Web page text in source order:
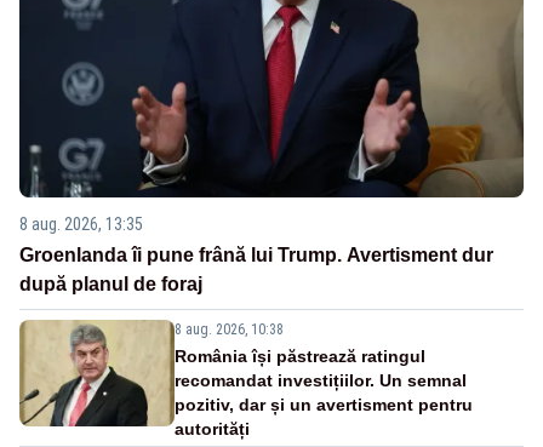
8 aug. 2026, 13:35
Groenlanda îi pune frână lui Trump. Avertisment dur
după planul de foraj
8 aug. 2026, 10:38
România își păstrează ratingul
recomandat investițiilor. Un semnal
pozitiv, dar și un avertisment pentru
autorități